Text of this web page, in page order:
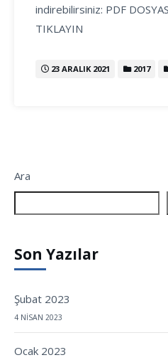
indirebilirsiniz: PDF
TIKLAYIN
23 ARALIK 2021 2017
Ara
Son Yazılar
Şubat 2023
4 NISAN 2023
Ocak 2023